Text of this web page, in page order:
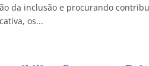
da inclusão e procurando
os...